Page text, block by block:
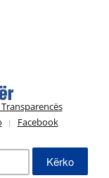
Facebook